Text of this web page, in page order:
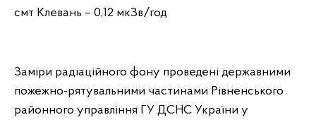
смт Клевань – 0,12 мкЗв/год
Заміри радіаційного фону проведені державними
пожежно-рятувальними частинами Рівненського
районного управління ГУ ДСНС України у